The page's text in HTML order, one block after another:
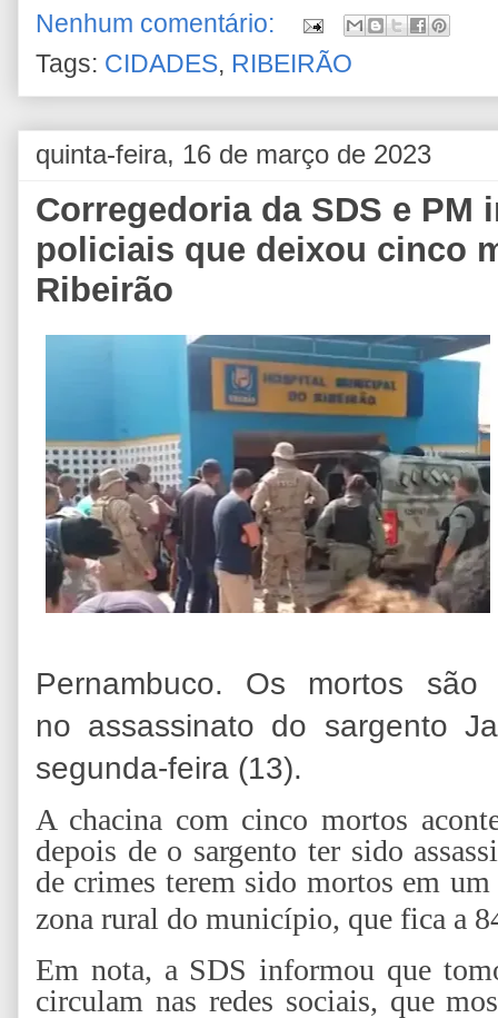
Nenhum comentário:
Tags: CIDADES, RIBEIRÃO
quinta-feira, 16 de março de 2023
Corregedoria da SDS e PM
policiais que deixou cinco
Ribeirão
Pernambuco. Os mortos são
no assassinato do sargento
segunda-feira (13).
A chacina com cinco mortos
depois de o sargento ter sido
de crimes terem sido mortos em
zona rural do município, que fica a
Em nota, a SDS informou que
circulam nas redes sociais, que